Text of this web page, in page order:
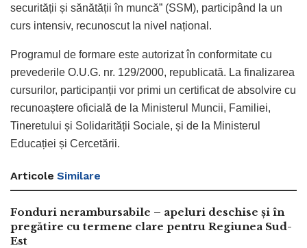
securității și sănătății în muncă” (SSM), participând la un
curs intensiv, recunoscut la nivel național.
Programul de formare este autorizat în conformitate cu
prevederile O.U.G. nr. 129/2000, republicată. La finalizarea
cursurilor, participanții vor primi un certificat de absolvire cu
recunoaștere oficială de la Ministerul Muncii, Familiei,
Tineretului și Solidarității Sociale, și de la Ministerul
Educației și Cercetării.
Articole Similare
Fonduri nerambursabile – apeluri deschise și în
pregătire cu termene clare pentru Regiunea Sud-
Est